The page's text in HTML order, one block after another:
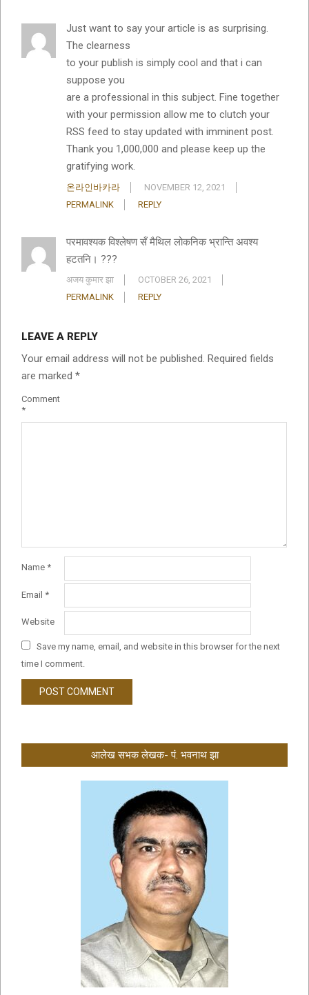
Just want to say your article is as surprising.
The clearness
to your publish is simply cool and that i can
suppose you
are a professional in this subject. Fine together
with your permission allow me to clutch your
RSS feed to stay updated with imminent post.
Thank you 1,000,000 and please keep up the
gratifying work.
온라인바카라
NOVEMBER 12, 2021
PERMALINK
REPLY
परमावश्यक विश्लेषण सँ मैथिल लोकनिक भ्रान्ति अवश्य
हटतनि। ???
अजय कुमार झा
OCTOBER 26, 2021
PERMALINK
REPLY
LEAVE A REPLY
Your email address will not be published. Required fields
are marked *
Comment
*
Name *
Email *
Website
Save my name, email, and website in this browser for the next
time I comment.
आलेख सभक लेखक- पं. भवनाथ झा